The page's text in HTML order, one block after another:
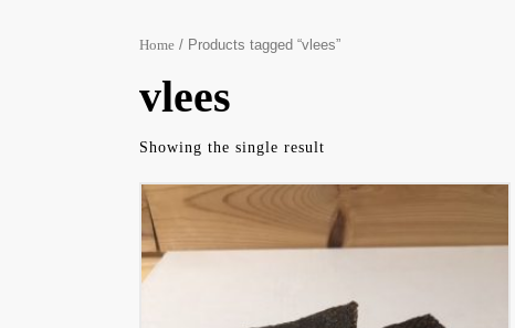
Home / Products tagged “vlees”
vlees
Showing the single result